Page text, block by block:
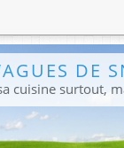
DE